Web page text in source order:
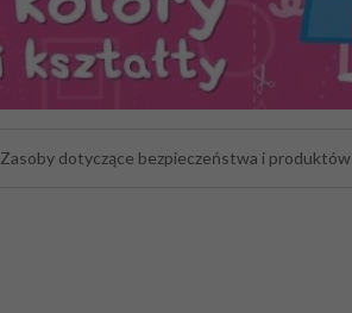
Zasoby dotyczące bezpieczeństwa i produktów